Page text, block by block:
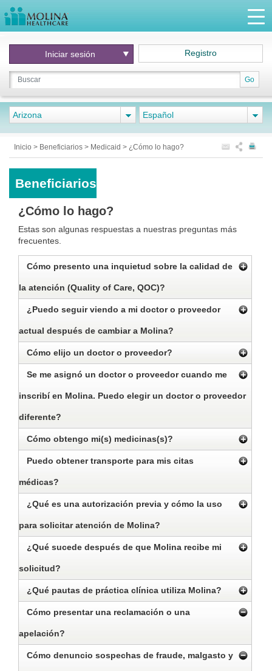
Go
Iniciar sesión Registro
Arizona Español
Inicio > Beneficiarios > Medicaid > ¿Cómo lo hago?
Beneficiarios
¿Cómo lo hago?
Estas son algunas respuestas a nuestras preguntas más
frecuentes.
Cómo presento una inquietud sobre la calidad de
la atención (Quality of Care, QOC)?
¿Puedo seguir viendo a mi doctor o proveedor
actual después de cambiar a Molina?
Cómo elijo un doctor o proveedor?
Se me asignó un doctor o proveedor cuando me
inscribí en Molina. Puedo elegir un doctor o proveedor
diferente?
Cómo obtengo mi(s) medicinas(s)?
Puedo obtener transporte para mis citas
médicas?
¿Qué es una autorización previa y cómo la uso
para solicitar atención de Molina?
¿Qué sucede después de que Molina recibe mi
solicitud?
¿Qué pautas de práctica clínica utiliza Molina?
Cómo presentar una reclamación o una
apelación?
Cómo denuncio sospechas de fraude, malgasto y